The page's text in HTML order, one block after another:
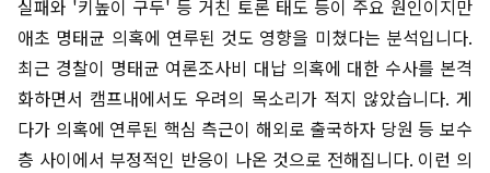
실패와 '키높이 구두' 등 거친 토론 태도 등이 주요 원인이지만
애초 명태균 의혹에 연루된 것도 영향을 미쳤다는 분석입니다.
최근 경찰이 명태균 여론조사비 대납 의혹에 대한 수사를 본격
화하면서 캠프내에서도 우려의 목소리가 적지 않았습니다. 게
다가 의혹에 연루된 핵심 측근이 해외로 출국하자 당원 등 보수
층 사이에서 부정적인 반응이 나온 것으로 전해집니다. 이런 의